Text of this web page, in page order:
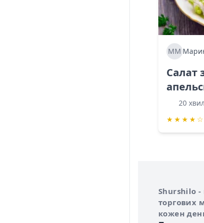
ММ
Салат
20
★ ★ ★ ★ ☆
Про
Shurshilo -
торгових
кожен